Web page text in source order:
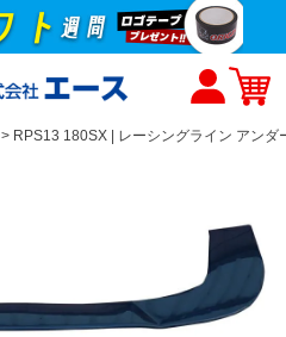
RPS13 180SX | レーシングライン アンダ